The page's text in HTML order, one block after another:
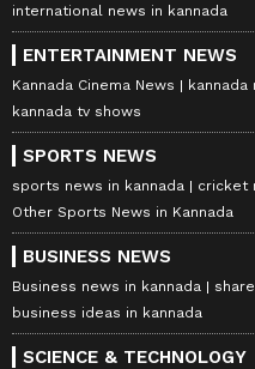
international news in kannada
ENTERTAINMENT NEWS
Kannada Cinema News kannada
kannada tv shows
SPORTS NEWS
sports news in kannada
cricket
Other Sports News in Kannada
BUSINESS NEWS
Business news in kannada
business ideas in kannada
SCIENCE & TECHNOLOGY